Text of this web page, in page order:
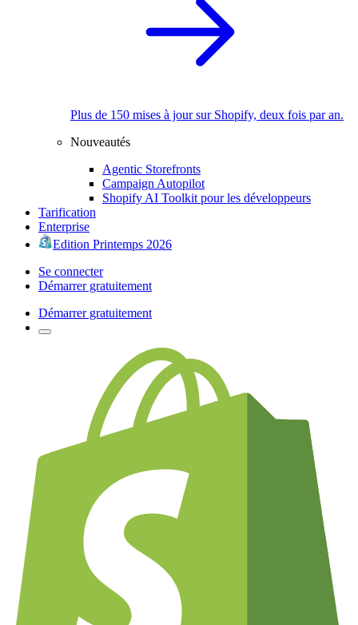
Plus de 150 mises à jour sur Shopify, deux fois par an.
Nouveautés
Agentic Storefronts
Campaign Autopilot
Shopify AI Toolkit pour les développeurs
Tarification
Enterprise
Edition Printemps 2026
Se connecter
Démarrer gratuitement
Démarrer gratuitement